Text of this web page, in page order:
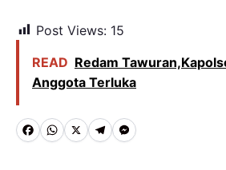
Post Views: 15
READ Redam
Anggota Terluka
F WX T M